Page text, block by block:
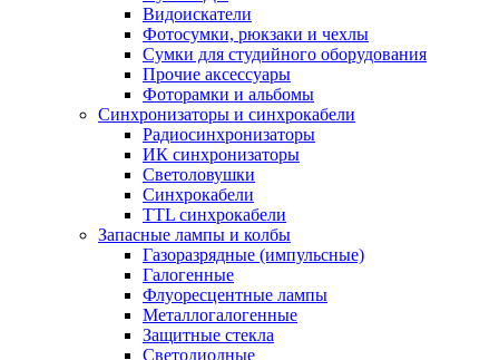
Видоискатели
Фотосумки, рюкзаки и чехлы
Сумки для студийного оборудования
Прочие аксессуары
Фоторамки и альбомы
Синхронизаторы и синхрокабели
Радиосинхронизаторы
ИК синхронизаторы
Светоловушки
Синхрокабели
TTL синхрокабели
Запасные лампы и колбы
Газоразрядные (импульсные)
Галогенные
Флуоресцентные лампы
Металлогалогенные
Защитные стекла
Светодиодные